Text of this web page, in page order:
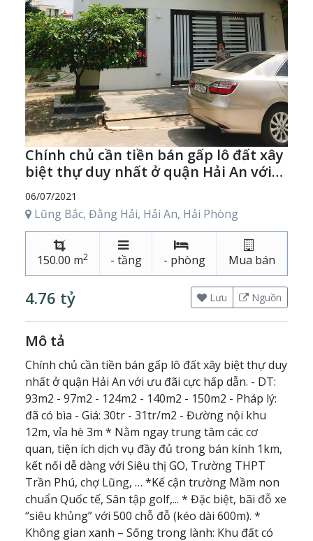
Chính chủ cần tiền bán gấp lô đất xây
biệt thự duy nhất ở quận Hải An với
ưu đãi cực hấp dẫn.
06/07/2021
Lũng Bắc, Đằng Hải, Hải An, Hải Phòng
150.00 m2 - tầng - phòng Mua bán
4.76 tỷ Lưu Nguồn
Mô tả
Chính chủ cần tiền bán gấp lô đất xây biệt thự duy
nhất ở quận Hải An với ưu đãi cực hấp dẫn. - DT:
93m2 - 97m2 - 124m2 - 140m2 - 150m2 - Pháp lý:
đã có bìa - Giá: 30tr - 31tr/m2 - Đường nội khu
12m, vỉa hè 3m * Nằm ngay trung tâm các cơ
quan, tiện ích dịch vụ đầy đủ trong bán kính 1km,
kết nối dễ dàng với Siêu thị GO, Trường THPT
Trần Phú, chợ Lũng, … *Kế cận trường Mầm non
chuẩn Quốc tế, Sân tập golf,... * Đặc biệt, bãi đỗ xe
“siêu khủng” với 500 chỗ đỗ (kéo dài 600m). *
Không gian xanh – Sống trong lành: Khu đất có